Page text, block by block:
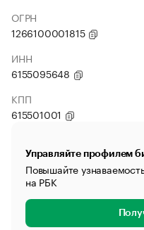
ОГРН
1266100001815
ИНН
6155095648
КПП
615501001
Управляйте профилем
Повышайте
на РБК